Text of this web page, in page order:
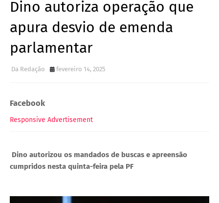
Dino autoriza operação que
apura desvio de emenda
parlamentar
Da Redação fevereiro 14, 2025
Facebook
Responsive Advertisement
Dino autorizou os mandados de buscas e apreensão
cumpridos nesta quinta-feira pela PF